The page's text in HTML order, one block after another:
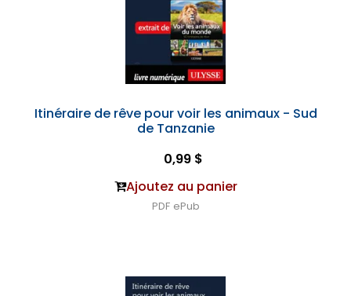
Itinéraire de rêve pour voir les animaux - Sud
de Tanzanie
0,99 $
Ajoutez au panier
PDF ePub